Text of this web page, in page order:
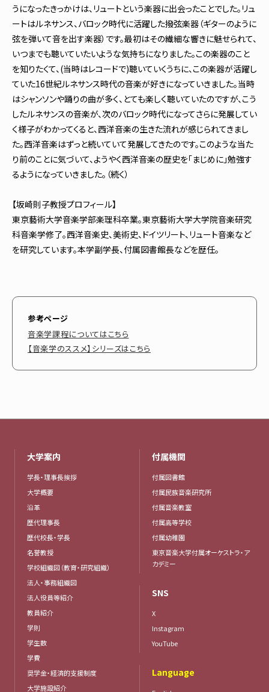
うになったきっかけは、リュートという楽器に出会ったことでした。リュ
ートはルネサンス、バロック時代に活躍した撥弦楽器（ギターのように
弦を弾いて音を出す楽器）です。最初はその繊細な響きに魅せられて、
いつまでも聴いていたいような気持ちになりました。この楽器のこと
を知りたくて、(当時はレコードで)聴いていくうちに、この楽器が活躍し
ていた16世紀ルネサンス時代の音楽が好きになっていきました。当時
はシャンソンや踊りの曲が多く、とても楽しく聴いていたのですが、こう
したルネサンスの音楽が、次のバロック時代になってさらに発展してい
く様子がわかってくると、西洋音楽の生きた流れが感じられてきまし
た。西洋音楽はずっと続いていて発展してきたのです。このような当た
り前のことに気づいて、ようやく西洋音楽の歴史を「まじめに」勉強す
るようになっていきました。（続く）
【坂崎則子教授プロフィール】
東京藝術大学音楽学部楽理科卒業。東京藝術大学大学院音楽研究
科音楽学修了。西洋音楽史、美術史、ドイツリート、リュート音楽など
を研究しています。本学副学長、付属図書館長などを歴任。
参考ページ
音楽学課程についてはこちら
【音楽学のススメ】シリーズはこちら
大学案内
学長・理事長挨拶
大学概要
沿革
歴代理事長
歴代校長・学長
名誉教授
学校組織図（教育・研究組織）
法人・事務組織図
法人役員等紹介
教員紹介
学則
学生数
学費
奨学金・経済的支援制度
大学施設紹介
付属機関
付属図書館
付属民族音楽研究所
付属音楽教室
付属高等学校
付属幼稚園
東京音楽大学付属オーケストラ・ア
カデミー
SNS
X
Instagram
YouTube
Language